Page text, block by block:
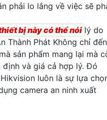
phải lo lắng về việc sẽ
bị này có thể nói lý do
Thành Phát Không chỉ đến
sản phẩm mang lại mà
và giá cả hợp lý. Đó
luôn là sự lựa
camera an ninh xuất